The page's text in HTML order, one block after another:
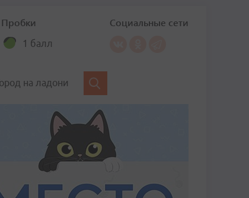
Пробки
1 балл
Социальные сети
на ладони